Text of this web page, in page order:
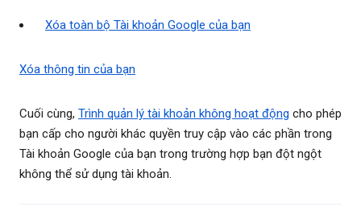
Xóa toàn bộ Tài khoản Google của bạn
Xóa thông tin của bạn
Cuối cùng, Trình quản lý tài khoản không hoạt động cho phép
bạn cấp cho người khác quyền truy cập vào các phần trong
Tài khoản Google của bạn trong trường hợp bạn đột ngột
không thể sử dụng tài khoản.